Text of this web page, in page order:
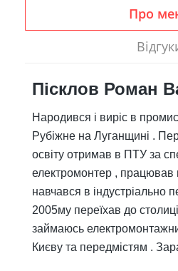
Про
Пісклов Роман
Народився і виріс в
Рубіжне на Луганщині .
освіту отримав в ПТУ за
електромонтер , працював
навчався в індустріально
2005му переїхав до
займаюсь
Києву та передмістям .